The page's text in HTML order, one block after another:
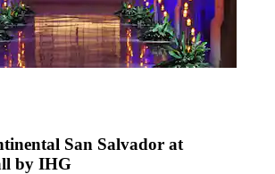
San Salvador at
by IHG